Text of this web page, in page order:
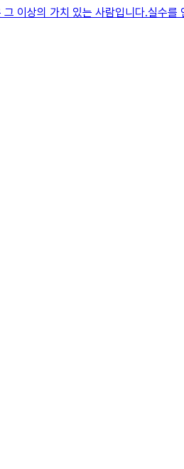
이상의 가치 있는 사람입니다.실수를